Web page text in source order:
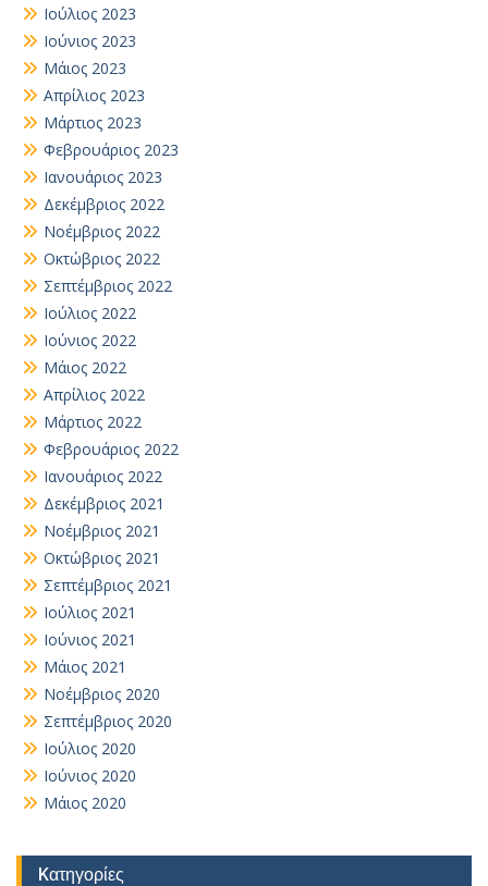
Ιούλιος 2023
Ιούνιος 2023
Μάιος 2023
Απρίλιος 2023
Μάρτιος 2023
Φεβρουάριος 2023
Ιανουάριος 2023
Δεκέμβριος 2022
Νοέμβριος 2022
Οκτώβριος 2022
Σεπτέμβριος 2022
Ιούλιος 2022
Ιούνιος 2022
Μάιος 2022
Απρίλιος 2022
Μάρτιος 2022
Φεβρουάριος 2022
Ιανουάριος 2022
Δεκέμβριος 2021
Νοέμβριος 2021
Οκτώβριος 2021
Σεπτέμβριος 2021
Ιούλιος 2021
Ιούνιος 2021
Μάιος 2021
Νοέμβριος 2020
Σεπτέμβριος 2020
Ιούλιος 2020
Ιούνιος 2020
Μάιος 2020
Kατηγορίες